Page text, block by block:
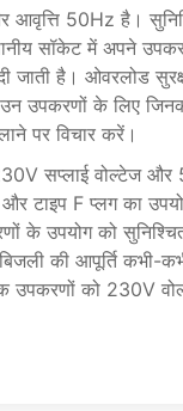
आवृत्ति 50Hz है।
सॉकेट में अपने
जाती है। ओवरलोड
उपकरणों के लिए
पर विचार करें।
सप्लाई वोल्टेज और
और टाइप F प्लग का
उपयोग को
की आपूर्ति कभी-
उपकरणों को 230V